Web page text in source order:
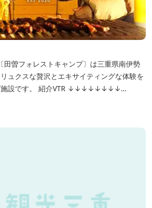
田曽フォレストキャンプ〕は三重県南伊勢
ュクスな贅沢とエキサイティングな体験を
VTR ↓↓↓↓↓↓↓↓
watch?v=jpF0wPRjqSw